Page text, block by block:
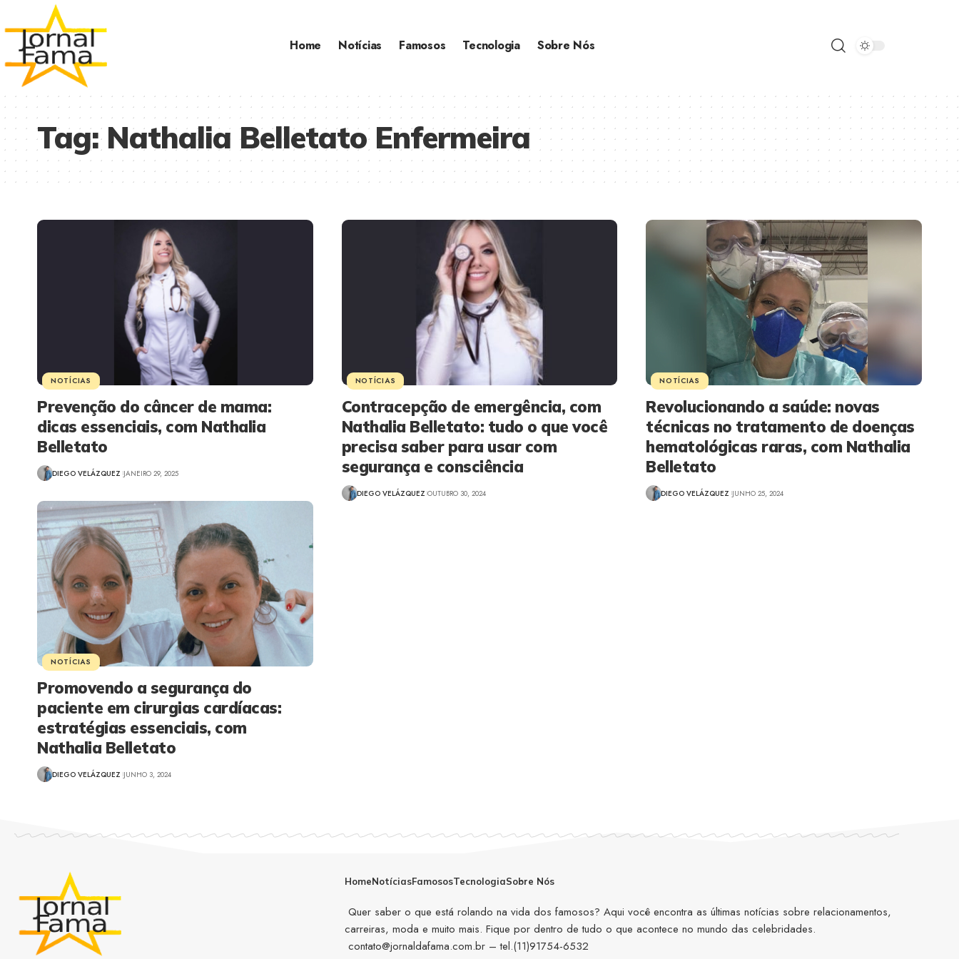
Home Notícias Famosos Tecnologia Sobre Nós
Tag:Nathalia Belletato Enfermeira
NOTÍCIAS
Prevenção do câncer de mama:
dicas essenciais, com Nathalia
Belletato
DIEGO VELÁZQUEZ JANEIRO 29, 2025
NOTÍCIAS
Contracepção de emergência, com
Nathalia Belletato: tudo o que você
precisa saber para usar com
segurança e consciência
DIEGO VELÁZQUEZ OUTUBRO 30, 2024
NOTÍCIAS
Revolucionando a saúde: novas
técnicas no tratamento de doenças
hematológicas raras, com Nathalia
Belletato
DIEGO VELÁZQUEZ JUNHO 25, 2024
NOTÍCIAS
Promovendo a segurança do
paciente em cirurgias cardíacas:
estratégias essenciais, com
Nathalia Belletato
DIEGO VELÁZQUEZ JUNHO 3, 2024
HomeNotíciasFamososTecnologiaSobre Nós
Quer saber o que está rolando na vida dos famosos? Aqui você encontra as últimas notícias sobre relacionamentos,
carreiras, moda e muito mais. Fique por dentro de tudo o que acontece no mundo das celebridades.
contato@jornaldafama.com.br – tel.(11)91754-6532